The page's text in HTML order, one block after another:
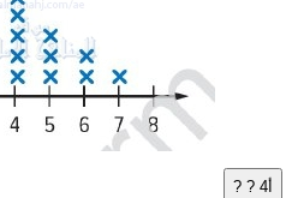
? ? 4